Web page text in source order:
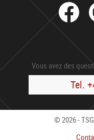
Vous avez des
Tel.
© 2026 -